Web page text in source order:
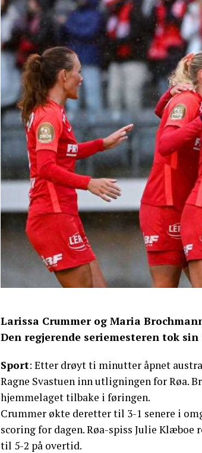
Larissa Crummer og Maria
Den regjerende seriemesteren tok
Sport: Etter drøyt ti minutter åpnet
Ragne Svastuen inn utligningen for Røa.
hjemmelaget tilbake i føringen.
Crummer økte deretter til 3-1 senere i
scoring for dagen. Røa-spiss Julie
til 5-2 på overtid.